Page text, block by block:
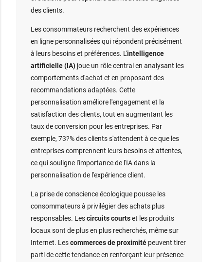
des clients.
Les consommateurs recherchent des expériences
en ligne personnalisées qui répondent précisément
à leurs besoins et préférences. L'intelligence
artificielle (IA) joue un rôle central en analysant les
comportements d'achat et en proposant des
recommandations adaptées. Cette
personnalisation améliore l'engagement et la
satisfaction des clients, tout en augmentant les
taux de conversion pour les entreprises. Par
exemple, 73?% des clients s'attendent à ce que les
entreprises comprennent leurs besoins et attentes,
ce qui souligne l'importance de l'IA dans la
personnalisation de l'expérience client.
La prise de conscience écologique pousse les
consommateurs à privilégier des achats plus
responsables. Lescircuits courtset les produits
locaux sont de plus en plus recherchés, même sur
Internet. Lescommerces de proximité peuvent tirer
parti de cette tendance en renforçant leur présence